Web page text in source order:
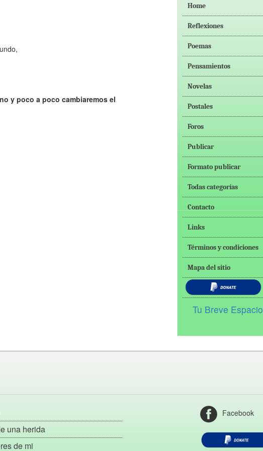
y poco a poco cambiaremos el
Home
Reflexiones
Poemas
Pensamientos
Novelas
Postales
Foros
Publicar
Formato publicar
Todas categorías
Contacto
Links
Términos y condiciones
Mapa del sitio
Tu Breve Espacio
una herida
de mi
Facebook